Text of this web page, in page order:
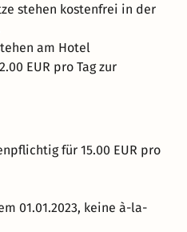
stehen kostenfrei in der
am Hotel
EUR pro Tag zur
für 15.00 EUR pro
01.01.2023, keine à-la-